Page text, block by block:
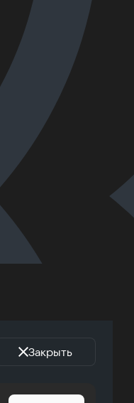
Закрыть